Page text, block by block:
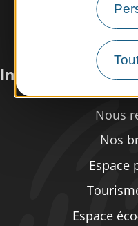
Infos pratiques
Nous
Nos
Espace
Espace